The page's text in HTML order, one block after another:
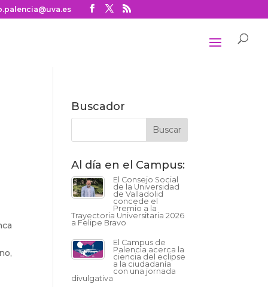
Buscador
Al día en el Campus:
El Consejo Social
de la Universidad
de Valladolid
concede el
Premio a la
Trayectoria Universitaria 2026
a Felipe Bravo
El Campus de
Palencia acerca la
ciencia del eclipse
a la ciudadanía
con una jornada
divulgativa